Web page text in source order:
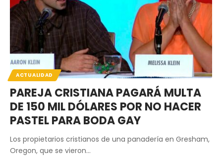
ACTUALIDAD
PAREJA CRISTIANA PAGARÁ MULTA
DE 150 MIL DÓLARES POR NO HACER
PASTEL PARA BODA GAY
Los propietarios cristianos de una panadería en Gresham,
Oregon, que se vieron…